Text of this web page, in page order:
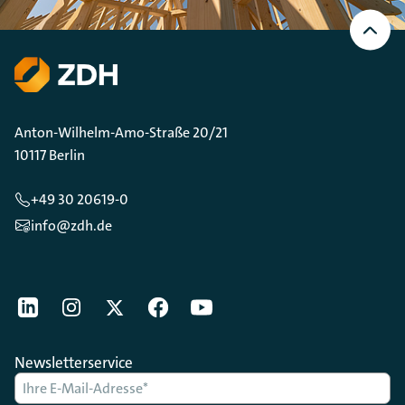
Nach
oben
Scrollen
Anton-Wilhelm-Amo-Straße 20/21
10117 Berlin
+49 30 20619-0
info@zdh.de
[Der ZDH in den Sozialen Netzwerken]
LinkedIninstagramTwitterFacebookYoutube
Newsletterservice